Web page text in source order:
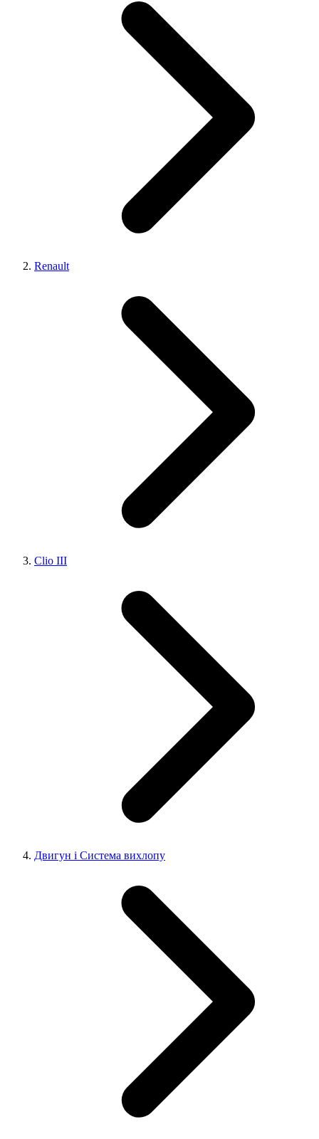
Renault
Clio III
Двигун і Система вихлопу